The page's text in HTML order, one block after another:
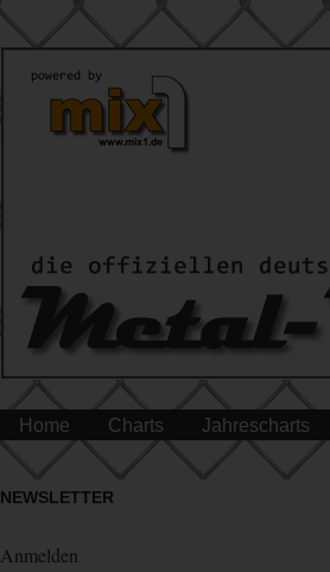
Home Charts Jahrescharts
NEWSLETTER
Anmelden